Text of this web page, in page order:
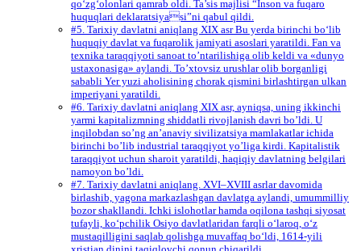
qo‘zg‘olonlari qamrab oldi. Ta’sis majlisi “Inson va fuqaro
huquqlari deklaratsiyasi”ni qabul qildi.
#5. Tarixiy davlatni aniqlang XIX asr Bu yerda birinchi bo‘lib
huquqiy davlat va fuqarolik jamiyati asoslari yaratildi. Fan va
texnika taraqqiyoti sanoat to’ntarilishiga olib keldi va «dunyo
ustaxonasiga» aylandi. To’xtovsiz urushlar olib borganligi
sababli Yer yuzi aholisining chorak qismini birlashtirgan ulkan
imperiyani yaratildi.
#6. Tarixiy davlatni aniqlang XIX asr, ayniqsa, uning ikkinchi
yarmi kapitalizmning shiddatli rivojlanish davri bo’ldi. U
inqilobdan so’ng an’anaviy sivilizatsiya mamlakatlar ichida
birinchi bo’lib industrial taraqqiyot yo’liga kirdi. Kapitalistik
taraqqiyot uchun sharoit yaratildi, haqiqiy davlatning belgilari
namoyon bo’ldi.
#7. Tarixiy davlatni aniqlang. XVI–XVIII asrlar davomida
birlashib, yagona markazlashgan davlatga aylandi, umummilliy
bozor shakllandi. Ichki islohotlar hamda oqilona tashqi siyosat
tufayli, ko‘pchilik Osiyo davlatlaridan farqli o‘laroq, o‘z
mustaqilligini saqlab qolishga muvaffaq bo‘ldi, 1614-yili